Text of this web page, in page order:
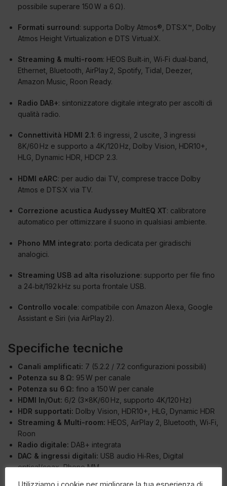
possibile superare 150 W a 6 Ω).
Formati surround: supporta Dolby Atmos®, DTS:X™, Dolby
Atmos Height Virtualization e DTS Virtual:X.
Streaming & multi-room: HEOS Built‑in, Wi‑Fi dual‑band,
Ethernet, Bluetooth, AirPlay 2, Spotify, Tidal, Deezer,
Amazon Music, Roon Ready.
Radio DAB+: sintonizzatore digitale integrato per ascolti di
qualità radio.
Connettività HDMI 2.1: 6 ingressi, 2 uscite, 3 ingressi
8K/60 Hz e supporto a 4K/120 Hz, Dolby Vision, HDR10+,
HLG, Dynamic HDR, HDCP 2.3.
HDMI eARC: per audio dai TV, comprese tracce Dolby
Atmos e DTS:X via TV.
Correzione acustica Audyssey MultEQ XT: calibratore
automatico per ottimizzare il suono in qualsiasi ambiente.
Phono MM integrato: porta dedicata per giradischi
analogici.
Streaming USB ad alta risoluzione: supporto per file fino
a 24‑bit/192 kHz su porta frontale USB.
Controllo vocale: compatibile con Amazon Alexa, Google
Assistant e Siri (via AirPlay 2).
Specifiche tecniche
Canali amplificati: 7 (5.2.2 / 7.2 configurazioni possibili)
Potenza su 8 Ω: 95 W per canale
Potenza su 6 Ω: fino a 150 W per canale
HDMI In/Out: 6/2 (3×8K/60 Hz, supporto 4K/120 Hz)
HDR supportati: Dolby Vision, HDR10+, HLG, Dynamic HDR
Streaming & Multi-room: HEOS, AirPlay 2, Bluetooth, Wi‑Fi,
Roon
Radio digitale: DAB+ integrata
DAC & ingressi digitali: USB audio Hi‑Res, Digital
optical/coax, Phono MM